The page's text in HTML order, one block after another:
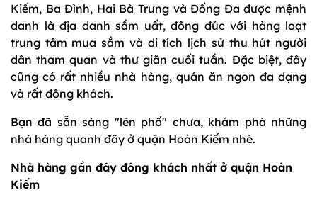
Kiếm, Ba Đình, Hai Bà Trưng và Đống Đa được mệnh
danh là địa danh sầm uất, đông đúc với hàng loạt
trung tâm mua sắm và di tích lịch sử thu hút người
dân tham quan và thư giãn cuối tuần. Đặc biệt, đây
cũng có rất nhiều nhà hàng, quán ăn ngon đa dạng
và rất đông khách.
Bạn đã sẵn sàng "lên phố" chưa, khám phá những
nhà hàng quanh đây ở quận Hoàn Kiếm nhé.
Nhà hàng gần đây đông khách nhất ở quận Hoàn
Kiếm